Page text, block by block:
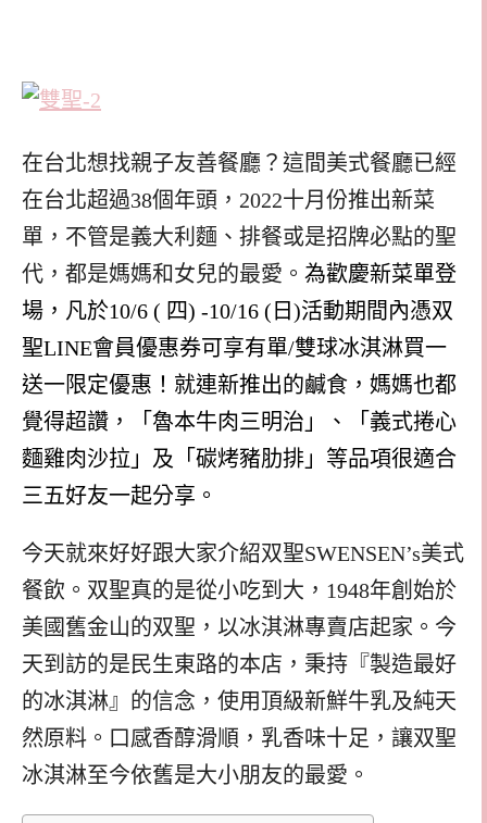
在台北想找親子友善餐廳？這間美式餐廳已經
在台北超過38個年頭，2022十月份推出新菜
單，不管是義大利麵、排餐或是招牌必點的聖
代，都是媽媽和女兒的最愛。 為歡慶新菜單登
場，凡於10/6 ( 四) -10/16 (日)活動期間內憑双
聖LINE會員優惠券可享有單/雙球冰淇淋買一
送一限定優惠！就連新推出的鹹食，媽媽也都
覺得超讚，
「魯本牛肉三明治」、「義式捲心
麵雞肉沙拉」及「碳烤豬肋排」等品項很適合
三五好友一起分享。
今天就來好好跟大家介紹双聖SWENSEN’s美式
餐飲。双聖真的是從小吃到大，1948年創始於
美國舊金山的双聖，以冰淇淋專賣店起家。今
天到訪的是民生東路的本店，秉持『製造最好
的冰淇淋』的信念，使用頂級新鮮牛乳及純天
然原料。口感香醇滑順，乳香味十足，讓双聖
冰淇淋至今依舊是大小朋友的最愛。